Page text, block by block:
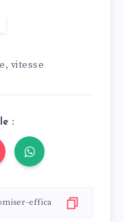
, vitesse
: